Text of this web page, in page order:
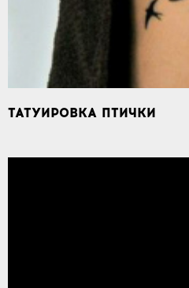
ТАТУИРОВКА ПТИЧКИ